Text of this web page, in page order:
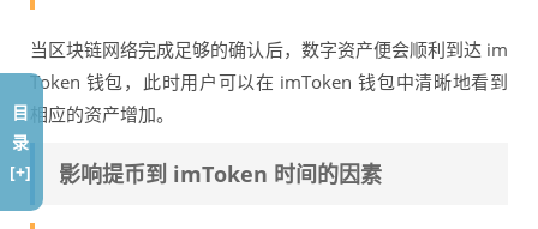
当区块链网络完成足够的确认后，数字资产便会顺利到达 im
Token 钱包，此时用户可以在 imToken 钱包中清晰地看到
相应的资产增加。
影响提币到 imToken 时间的因素
目
录
[+]